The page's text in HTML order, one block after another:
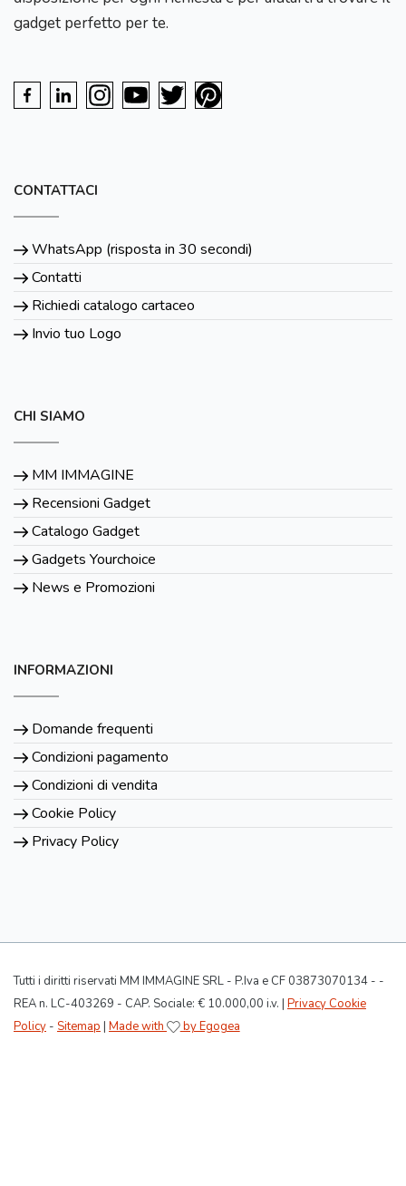
gadget perfetto per te.
CONTATTACI
WhatsApp (risposta in 30 secondi)
Contatti
Richiedi catalogo cartaceo
Invio tuo Logo
CHI SIAMO
MM IMMAGINE
Recensioni Gadget
Catalogo Gadget
Gadgets Yourchoice
News e Promozioni
INFORMAZIONI
Domande frequenti
Condizioni pagamento
Condizioni di vendita
Cookie Policy
Privacy Policy
Tutti i diritti riservati MM IMMAGINE SRL - P.Iva e CF 03873070134 - -
REA n. LC-403269 - CAP. Sociale: € 10.000,00 i.v. | Privacy Cookie
Policy - Sitemap | Made with by Egogea